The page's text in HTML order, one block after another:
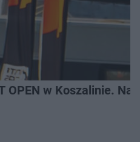
OPEN w Koszalinie.